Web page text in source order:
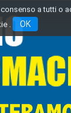
a tutti o
.
OK